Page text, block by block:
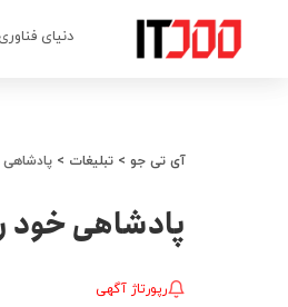
دنیای فناوری
آی تی جو > تبلیغات >
پادشاهی خود
رپورتاژ آگهی